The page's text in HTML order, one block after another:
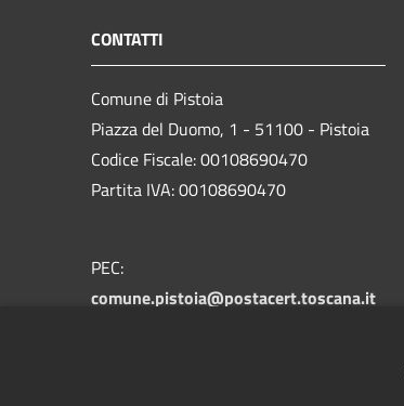
CONTATTI
Comune di Pistoia
Piazza del Duomo, 1 - 51100 - Pistoia
Codice Fiscale: 00108690470
Partita IVA: 00108690470
PEC:
comune.pistoia@postacert.toscana.it